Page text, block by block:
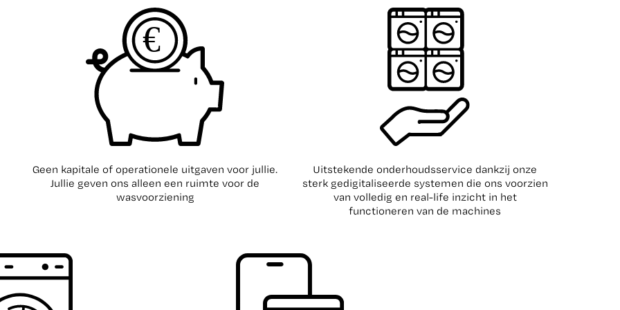
Geen kapitale of operationele uitgaven voor jullie.
Jullie geven ons alleen een ruimte voor de
wasvoorziening
Uitstekende onderhoudsservice dankzij onze
sterk gedigitaliseerde systemen die ons voorzien
van volledig en real-life inzicht in het
functioneren van de machines